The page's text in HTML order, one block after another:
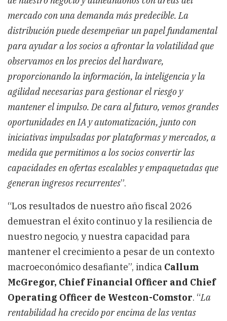
mercado con una demanda más predecible. La
distribución puede desempeñar un papel fundamental
para ayudar a los socios a afrontar la volatilidad que
observamos en los precios del hardware,
proporcionando la información, la inteligencia y la
agilidad necesarias para gestionar el riesgo y
mantener el impulso. De cara al futuro, vemos grandes
oportunidades en IA y automatización, junto con
iniciativas impulsadas por plataformas y mercados, a
medida que permitimos a los socios convertir las
capacidades en ofertas escalables y empaquetadas que
generan ingresos recurrentes”.
“Los resultados de nuestro año fiscal 2026
demuestran el éxito continuo y la resiliencia de
nuestro negocio, y nuestra capacidad para
mantener el crecimiento a pesar de un contexto
macroeconómico desafiante”, indica Callum
McGregor, Chief Financial Officer and Chief
Operating Officer de Westcon-Comstor. “La
rentabilidad ha crecido por encima de las ventas